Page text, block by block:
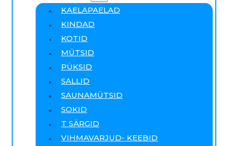
KAELAPAELAD
KINDAD
KOTID
MÜTSID
PÜKSID
SALLID
SAUNAMÜTSID
SOKID
T SÄRGID
VIHMAVARJUD- KEEBID